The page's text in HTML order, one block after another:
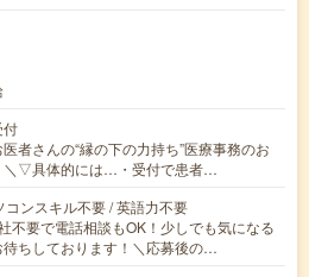
付
者さんの“縁の下の力持ち”医療事務のお
＼▽具体的には…・受付で患者…
コンスキル不要 / 英語力不要
不要で電話相談もOK！少しでも気になる
ちしております！＼応募後の…